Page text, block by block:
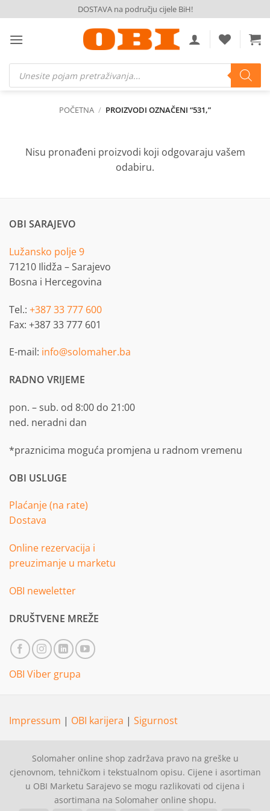
to
content
DOSTAVA na području cijele BiH!
Products
search
POČETNA / PROIZVODI OZNAČENI “531,”
Nisu pronađeni proizvodi koji odgovaraju vašem
odabiru.
OBI SARAJEVO
Lužansko polje 9
71210 Ilidža – Sarajevo
Bosna i Hercegovina
Tel.: +387 33 777 600
Fax: +387 33 777 601
E-mail: info@solomaher.ba
RADNO VRIJEME
pon. – sub. od 8:00 do 21:00
ned. neradni dan
*praznicima moguća promjena u radnom vremenu
OBI USLUGE
Plaćanje (na rate)
Dostava
Online rezervacija i
preuzimanje u marketu
OBI neweletter
DRUŠTVENE MREŽE
OBI Viber grupa
Impressum | OBI karijera | Sigurnost
Solomaher online shop zadržava pravo na greške u
cjenovnom, tehničkom i tekstualnom opisu. Cijene i asortiman
u OBI Marketu Sarajevo se mogu razlikovati od cijena i
asortimana na Solomaher online shopu.